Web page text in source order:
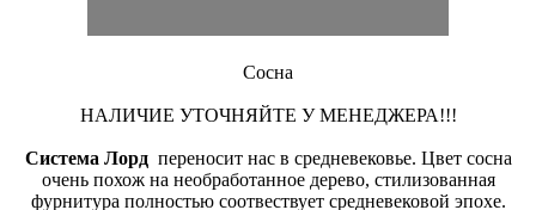
Сосна
НАЛИЧИЕ УТОЧНЯЙТЕ У МЕНЕДЖЕРА!!!
Система Лордпереносит нас в средневековье. Цвет сосна
очень похож на необработанное дерево, стилизованная
фурнитура полностью соотвествует средневековой эпохе.